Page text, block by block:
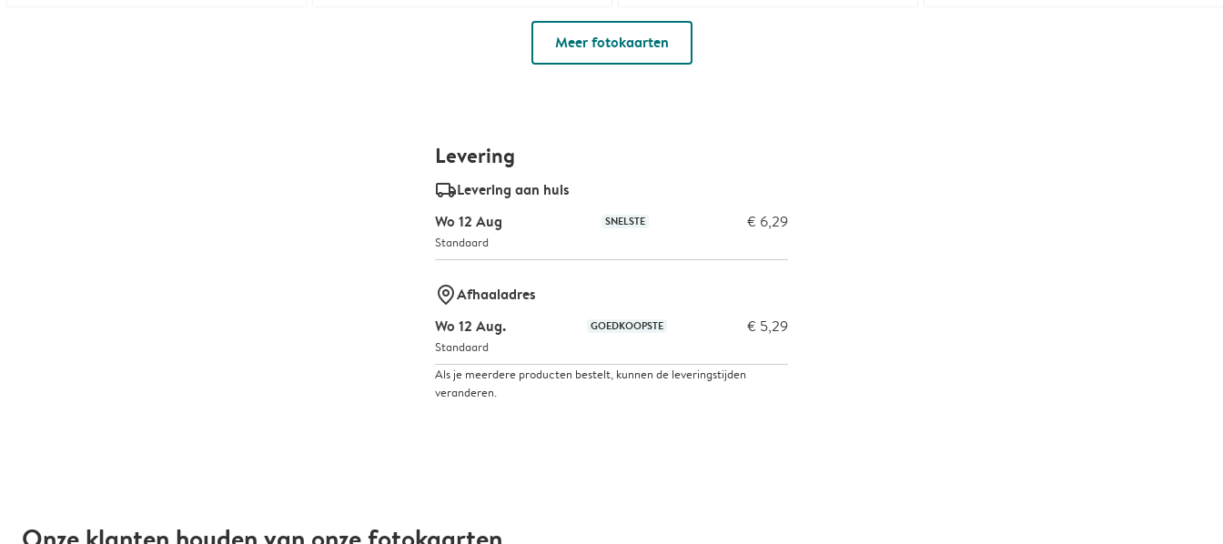
Meer fotokaarten
Levering
delivery_standard_v2Levering aan huis
Wo 12 Aug
SNELSTE € 6,29
Standaard
marker-pinAfhaaladres
Wo 12 Aug.
GOEDKOOPSTE € 5,29
Standaard
Als je meerdere producten bestelt, kunnen de leveringstijden
veranderen.